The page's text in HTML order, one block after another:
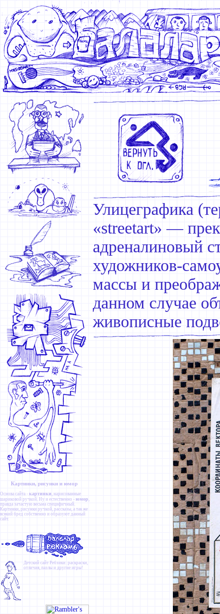
Картинки, рисунки и юмор
Основа сайта - картинки , нарисованные
шариковой ручкой. Ну и естественно - юмор ,
правда зачастую весьма специфичный.
Картинки, рисунки ручкой, рассказы, а так же
всякий бред собственно и образуют данный
сайт.
Детский сайт Ребзики: раскраски,
отличия, пазлы и другие игры!
Улицеграфика
«streetart» —
адреналиновый
художников-
массы и
данном случае
живописные